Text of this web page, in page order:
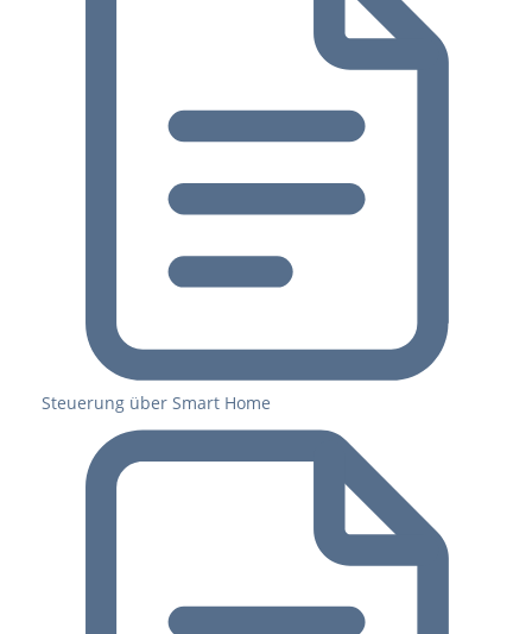
Steuerung über Smart Home